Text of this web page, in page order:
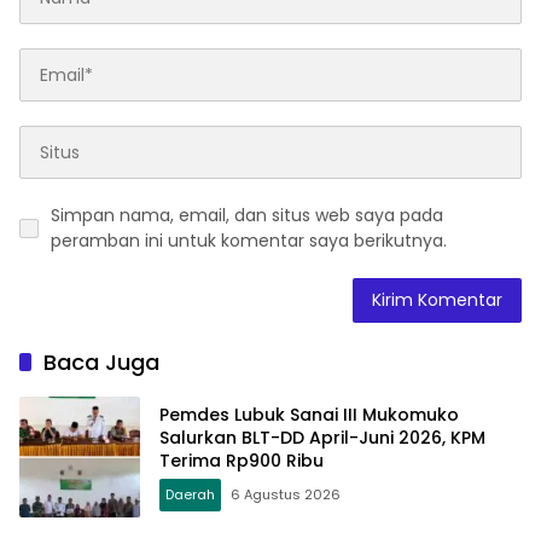
Simpan nama, email, dan situs web saya pada
peramban ini untuk komentar saya berikutnya.
Baca Juga
Pemdes Lubuk Sanai III Mukomuko
Salurkan BLT-DD April-Juni 2026, KPM
Terima Rp900 Ribu
Daerah 6 Agustus 2026